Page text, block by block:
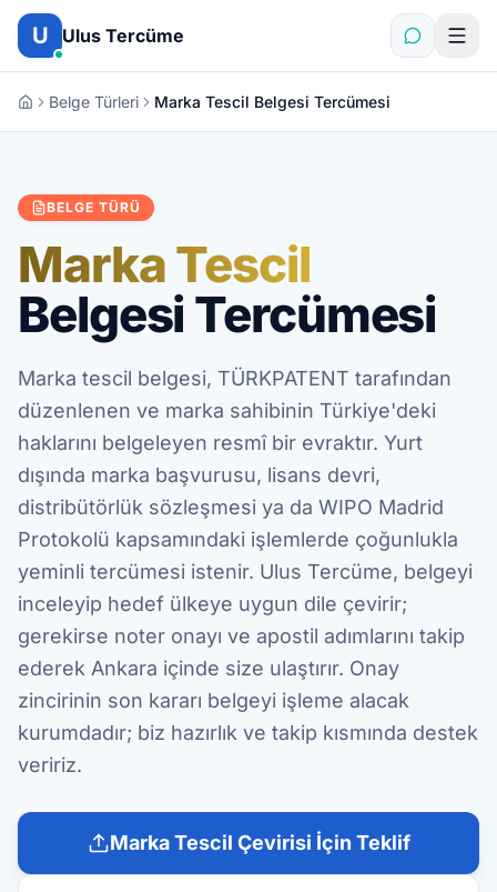
İçeriğe atla
U Ulus Tercüme
Belge Türleri Marka Tescil Belgesi Tercümesi
BELGE TÜRÜ
Marka Tescil
Belgesi Tercümesi
Marka tescil belgesi, TÜRKPATENT tarafından
düzenlenen ve marka sahibinin Türkiye'deki
haklarını belgeleyen resmî bir evraktır. Yurt
dışında marka başvurusu, lisans devri,
distribütörlük sözleşmesi ya da WIPO Madrid
Protokolü kapsamındaki işlemlerde çoğunlukla
yeminli tercümesi istenir. Ulus Tercüme, belgeyi
inceleyip hedef ülkeye uygun dile çevirir;
gerekirse noter onayı ve apostil adımlarını takip
ederek Ankara içinde size ulaştırır. Onay
zincirinin son kararı belgeyi işleme alacak
kurumdadır; biz hazırlık ve takip kısmında destek
veririz.
Marka Tescil Çevirisi İçin Teklif